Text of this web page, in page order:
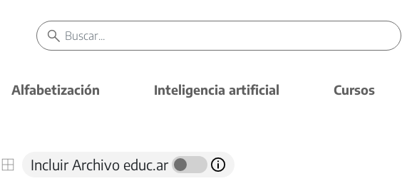
Alfabetización Inteligencia artificial Cursos
Incluir Archivo educ.ar